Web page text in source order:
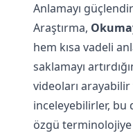
Anlamayı
Araştırma,
hem kısa vadeli
saklamayı
videoları
inceleyebilirler, bu
özgü